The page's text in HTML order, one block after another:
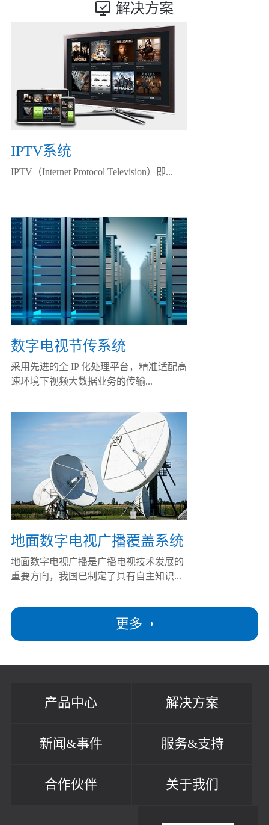
解决方案
更多
IPTV系统
IPTV（Internet Protocol Television）即...
数字电视节传系统
采用先进的全 IP 化处理平台，精准适配高
速环境下视频大数据业务的传输...
地面数字电视广播覆盖系统
地面数字电视广播是广播电视技术发展的
重要方向，我国已制定了具有自主知识...
产品中心 解决方案
新闻&事件 服务&支持
合作伙伴 关于我们